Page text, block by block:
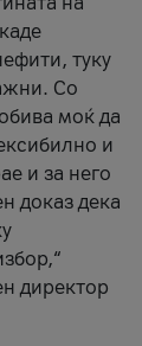
туку
Со
моќ да
и
и за него
доказ дека
директор